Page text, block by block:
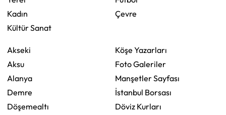
Kadın
Kültür Sanat
Çevre
Akseki
Aksu
Alanya
Demre
Döşemealtı
Köşe Yazarları
Foto Galeriler
Manşetler Sayfası
İstanbul Borsası
Döviz Kurları